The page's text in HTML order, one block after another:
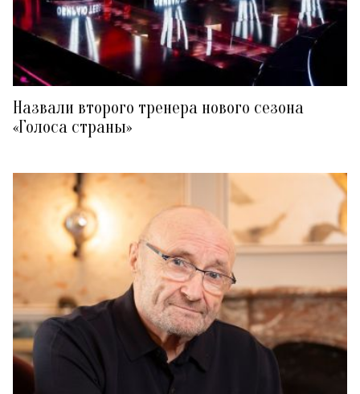
Назвали второго тренера нового сезона
«Голоса страны»